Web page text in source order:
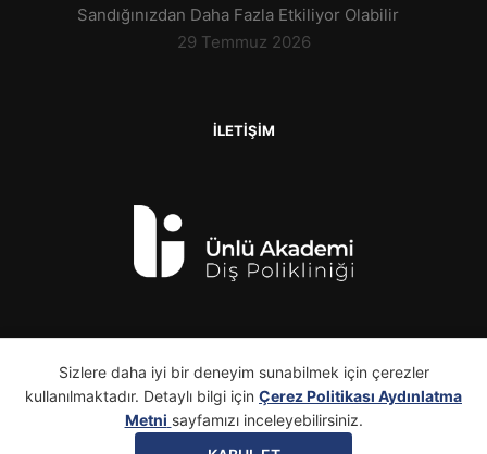
Sandığınızdan Daha Fazla Etkiliyor Olabilir
29 Temmuz 2026
İLETİŞİM
yetki belgesi (PDF) Ünlü Akademi Diş Polikliniği ©
Sizlere daha iyi bir deneyim sunabilmek için çerezler
kullanılmaktadır. Detaylı bilgi için Çerez Politikası Aydınlatma
Metni sayfamızı inceleyebilirsiniz.